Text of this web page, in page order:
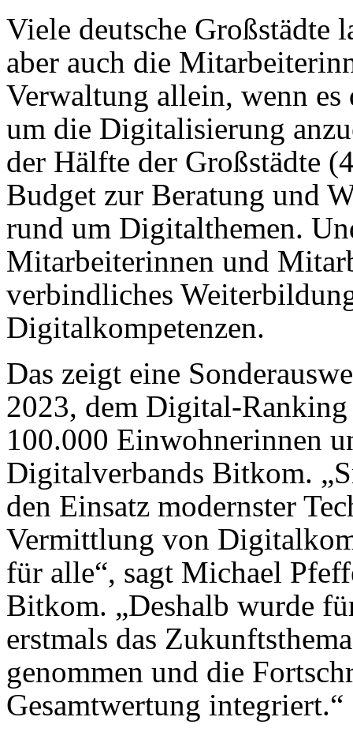
Viele deutsche Großstädte
aber auch die
Verwaltung allein, wenn
um die Digitalisierung
der Hälfte der Großstädte
Budget zur Beratung und
rund um Digitalthemen.
Mitarbeiterinnen und
verbindliches
Digitalkompetenzen.
Das zeigt eine
2023, dem Digital-Ranking
100.000 Einwohnerinnen
Digitalverbands Bitkom.
den Einsatz modernster
Vermittlung von
für alle“, sagt Michael
Bitkom. „Deshalb wurde
erstmals das
genommen und die
Gesamtwertung integriert.“